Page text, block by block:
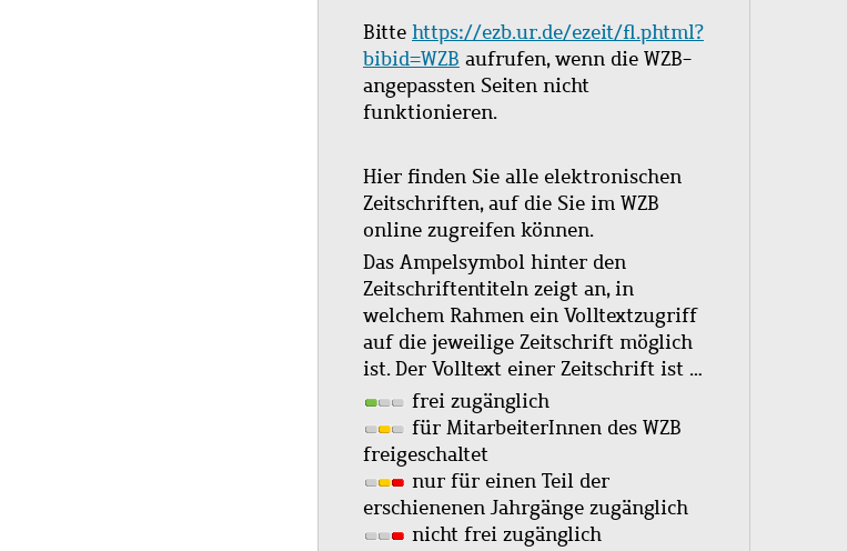
Bitte https://ezb.ur.de/ezeit/fl.phtml?
bibid=WZB aufrufen, wenn die WZB-
angepassten Seiten nicht
funktionieren.
Hier finden Sie alle elektronischen
Zeitschriften, auf die Sie im WZB
online zugreifen können.
Das Ampelsymbol hinter den
Zeitschriftentiteln zeigt an, in
welchem Rahmen ein Volltextzugriff
auf die jeweilige Zeitschrift möglich
ist. Der Volltext einer Zeitschrift ist …
frei zugänglich
für MitarbeiterInnen des WZB
freigeschaltet
nur für einen Teil der
erschienenen Jahrgänge zugänglich
nicht frei zugänglich